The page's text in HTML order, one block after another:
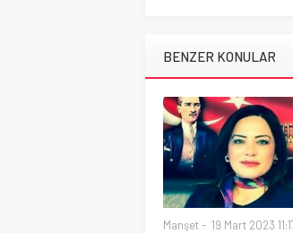
BENZER KONULAR
Manşet 19 Mart 2023